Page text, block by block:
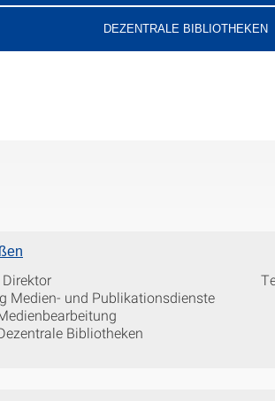
DEZENTRALE BIBLIOTHEKEN
Medien- und Publikationsdienste
Bibliotheken